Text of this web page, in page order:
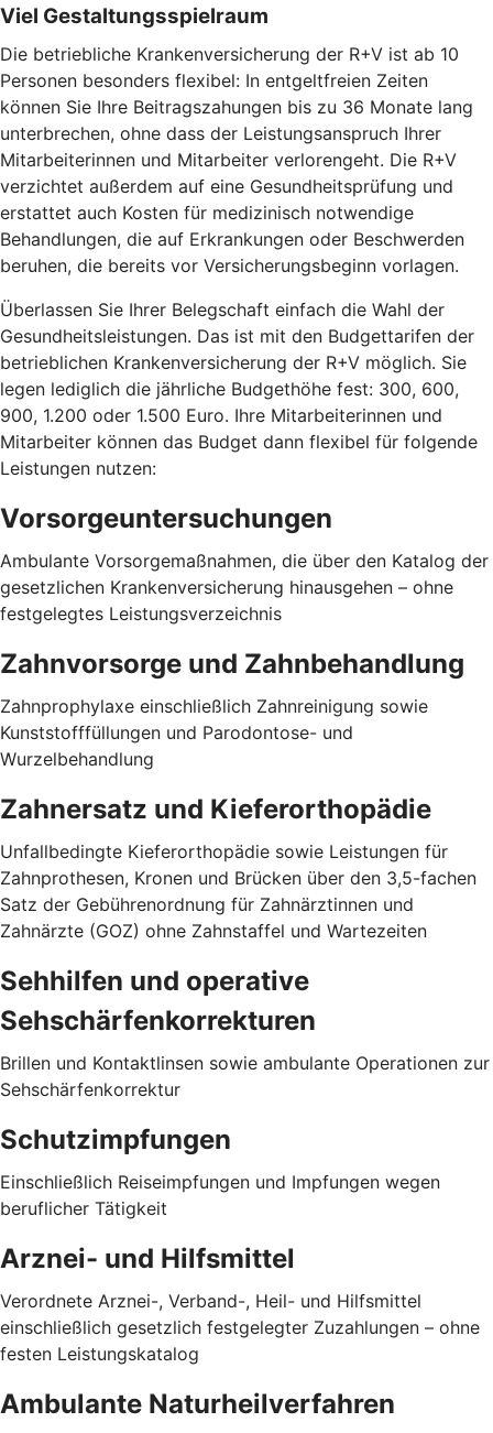
Viel Gestaltungsspielraum
Die betriebliche Krankenversicherung der R+V ist ab 10
Personen besonders flexibel: In entgeltfreien Zeiten
können Sie Ihre Beitragszahungen bis zu 36 Monate lang
unterbrechen, ohne dass der Leistungsanspruch Ihrer
Mitarbeiterinnen und Mitarbeiter verlorengeht. Die R+V
verzichtet außerdem auf eine Gesundheitsprüfung und
erstattet auch Kosten für medizinisch notwendige
Behandlungen, die auf Erkrankungen oder Beschwerden
beruhen, die bereits vor Versicherungsbeginn vorlagen.
Überlassen Sie Ihrer Belegschaft einfach die Wahl der
Gesundheitsleistungen. Das ist mit den Budgettarifen der
betrieblichen Krankenversicherung der R+V möglich. Sie
legen lediglich die jährliche Budgethöhe fest: 300, 600,
900, 1.200 oder 1.500 Euro. Ihre Mitarbeiterinnen und
Mitarbeiter können das Budget dann flexibel für folgende
Leistungen nutzen:
Vorsorgeuntersuchungen
Ambulante Vorsorgemaßnahmen, die über den Katalog der
gesetzlichen Krankenversicherung hinausgehen – ohne
festgelegtes Leistungsverzeichnis
Zahnvorsorge und Zahnbehandlung
Zahnprophylaxe einschließlich Zahnreinigung sowie
Kunststofffüllungen und Parodontose- und
Wurzelbehandlung
Zahnersatz und Kieferorthopädie
Unfallbedingte Kieferorthopädie sowie Leistungen für
Zahnprothesen, Kronen und Brücken über den 3,5-fachen
Satz der Gebührenordnung für Zahnärztinnen und
Zahnärzte (GOZ) ohne Zahnstaffel und Wartezeiten
Sehhilfen und operative
Sehschärfenkorrekturen
Brillen und Kontaktlinsen sowie ambulante Operationen zur
Sehschärfenkorrektur
Schutzimpfungen
Einschließlich Reiseimpfungen und Impfungen wegen
beruflicher Tätigkeit
Arznei- und Hilfsmittel
Verordnete Arznei-, Verband-, Heil- und Hilfsmittel
einschließlich gesetzlich festgelegter Zuzahlungen – ohne
festen Leistungskatalog
Ambulante Naturheilverfahren